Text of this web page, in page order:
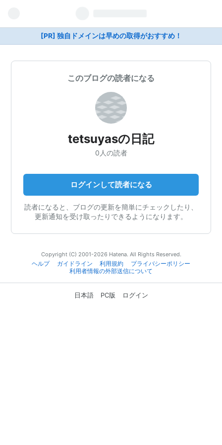
[PR] 独自ドメインは早めの取得がおすすめ！
このブログの読者になる
tetsuyasの日記
0人の読者
ログインして読者になる
読者になると、ブログの更新を簡単にチェックしたり、
更新通知を受け取ったりできるようになります。
Copyright (C) 2001-2026 Hatena. All Rights Reserved.
ヘルプ
ガイドライン 利用規約
プライバシーポリシー
利用者情報の外部送信について
日本語 PC版 ログイン